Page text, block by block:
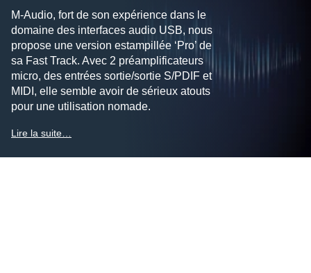
M-Audio, fort de son expérience dans le
domaine des interfaces audio USB, nous
propose une version estampillée ‘Pro’ de
sa Fast Track. Avec 2 préamplificateurs
micro, des entrées sortie/sortie S/PDIF et
MIDI, elle semble avoir de sérieux atouts
pour une utilisation nomade.
Lire la suite…